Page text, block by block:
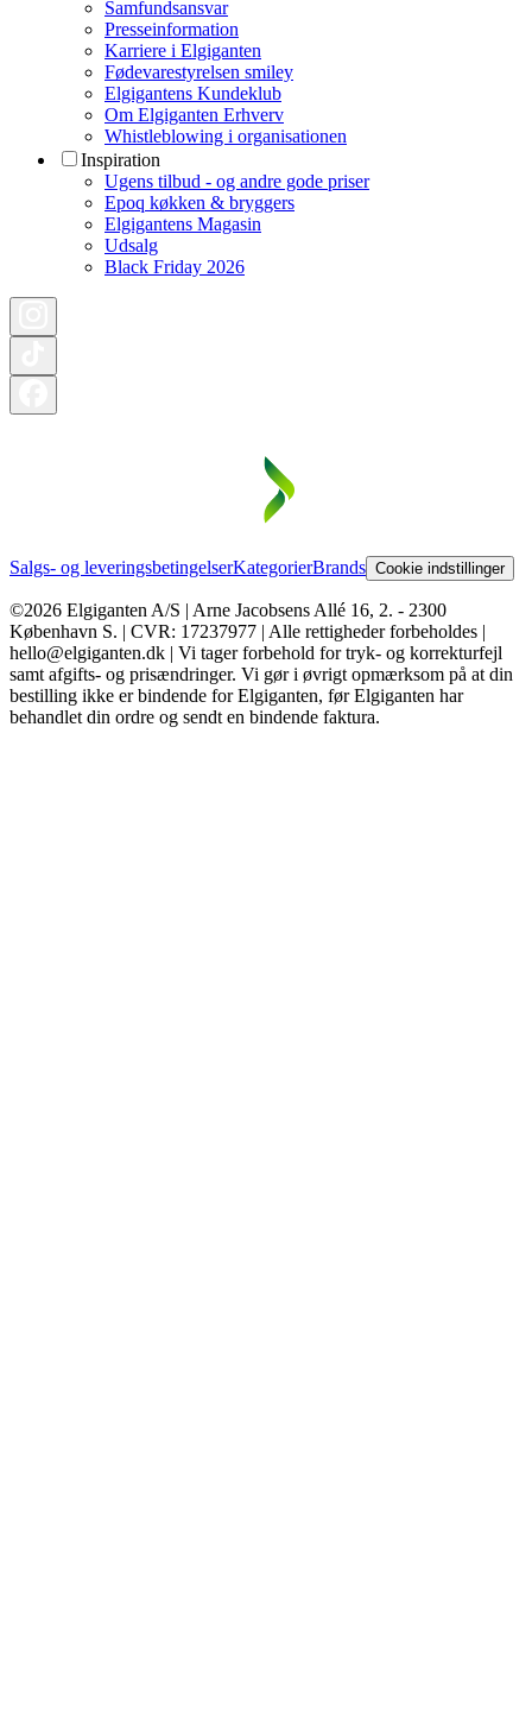
Samfundsansvar
Presseinformation
Karriere i Elgiganten
Fødevarestyrelsen smiley
Elgigantens Kundeklub
Om Elgiganten Erhverv
Whistleblowing i organisationen
Inspiration
Ugens tilbud - og andre gode priser
Epoq køkken & bryggers
Elgigantens Magasin
Udsalg
Black Friday 2026
Salgs- og leveringsbetingelserKategorierBrands Cookie indstillinger
©2026 Elgiganten A/S | Arne Jacobsens Allé 16, 2. - 2300
København S. | CVR: 17237977 | Alle rettigheder forbeholdes |
hello@elgiganten.dk | Vi tager forbehold for tryk- og korrekturfejl
samt afgifts- og prisændringer. Vi gør i øvrigt opmærksom på at din
bestilling ikke er bindende for Elgiganten, før Elgiganten har
behandlet din ordre og sendt en bindende faktura.